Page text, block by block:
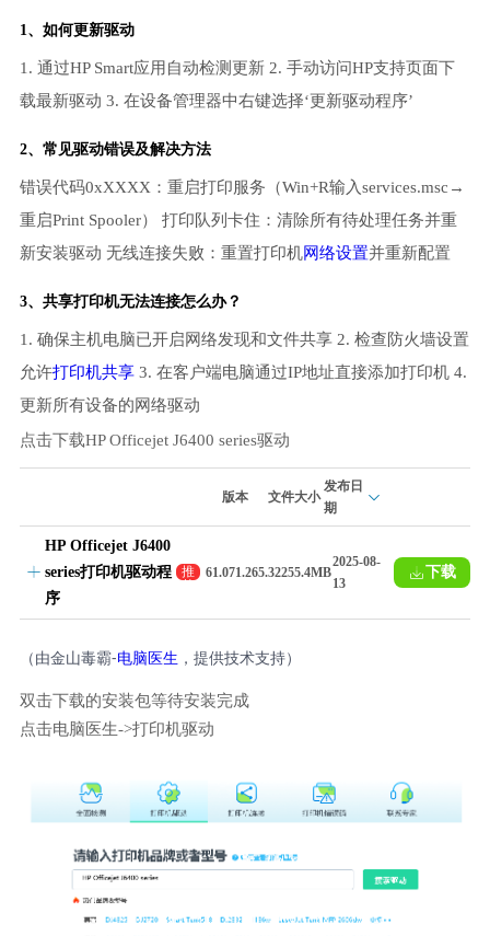
1、如何更新驱动
1. 通过HP Smart应用自动检测更新 2. 手动访问HP支持页面下
载最新驱动 3. 在设备管理器中右键选择‘更新驱动程序’
2、常见驱动错误及解决方法
错误代码0xXXXX：重启打印服务（Win+R输入services.msc→
重启Print Spooler） 打印队列卡住：清除所有待处理任务并重
新安装驱动 无线连接失败：重置打印机网络设置并重新配置
3、共享打印机无法连接怎么办？
1. 确保主机电脑已开启网络发现和文件共享 2. 检查防火墙设置
允许打印机共享3. 在客户端电脑通过IP地址直接添加打印机 4.
更新所有设备的网络驱动
点击下载HP Officejet J6400 series驱动
版本 文件大小
发布日
期
HP Officejet J6400
series打印机驱动程
序
推
61.071.265.32255.4MB
2025-08-
13
下载
（由金山毒霸-电脑医生 ，提供技术支持）
双击下载的安装包等待安装完成
点击电脑医生->打印机驱动